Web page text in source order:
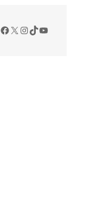
Facebook
X Instagram
TikTok
YouTube